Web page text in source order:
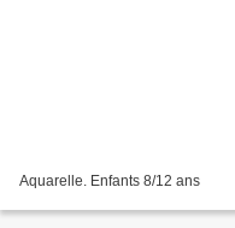
Aquarelle. Enfants 8/12 ans